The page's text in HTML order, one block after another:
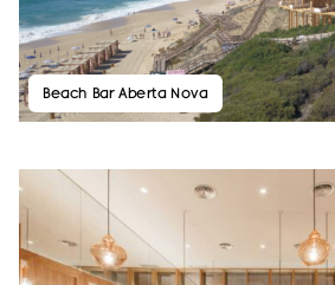
Beach Bar Aberta Nova